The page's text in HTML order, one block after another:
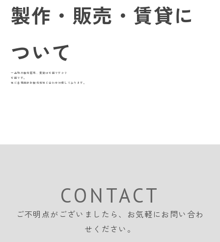
製作・販売・賃貸に
ついて
一品物の製作販売、賃貸は可能ですか？
可能です。
常に各機器設計製作現場に合わせ対応しております。
CONTACT
ご不明点がございましたら、 お気軽にお問い合わ
せください。